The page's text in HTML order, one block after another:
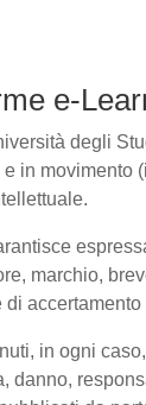
e-
degli
in
marchio,
in ogni